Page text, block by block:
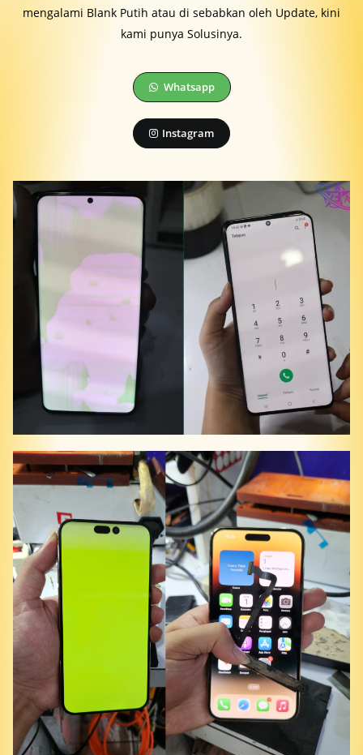
mengalami Blank Putih atau di sebabkan oleh Update, kini
kami punya Solusinya.
Whatsapp
Instagram